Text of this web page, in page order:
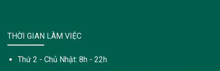
THỜI GIAN LÀM VIỆC
Thứ 2 - Chủ Nhật: 8h - 22h